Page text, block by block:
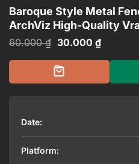
Baroque Style Metal
ArchViz High-Quality
60.000₫ Giá
là:
60.000 ₫.
30.000 ₫Giá
hiện
tại
30.000 ₫.
Date:
Platform: